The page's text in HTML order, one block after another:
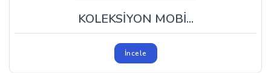
KOLEKSİYON MOBİ...
İncele